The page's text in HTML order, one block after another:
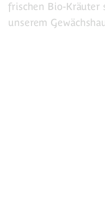
frischen Bio-Kräuter
unserem